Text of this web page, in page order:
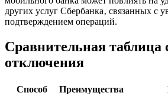
других услуг Сбербанка‚ связанных с
подтверждением операций.
Сравнительная таблица
отключения
Способ Преимущества